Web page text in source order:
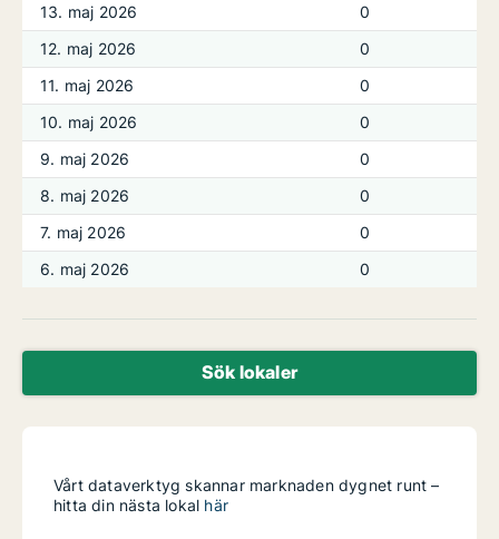
13. maj 2026
0
12. maj 2026
0
11. maj 2026
0
10. maj 2026
0
9. maj 2026
0
8. maj 2026
0
7. maj 2026
0
6. maj 2026
0
Sök lokaler
Vårt dataverktyg skannar marknaden dygnet runt –
hitta din nästa lokal här